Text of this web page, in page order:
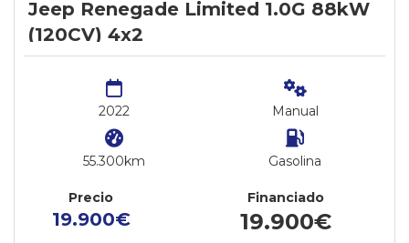
Jeep Renegade Limited 1.0G 88kW
(120CV) 4x2
2022
55.300km
Manual
Gasolina
Precio
19.900€
Financiado
19.900€